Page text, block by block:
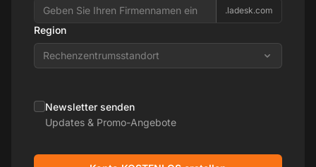
.ladesk.com
Region
Rechenzentrumsstandort
Newsletter senden
Updates & Promo-Angebote